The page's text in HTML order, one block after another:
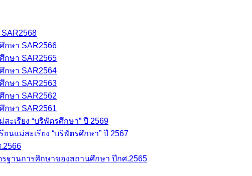
กษา SAR2566
กษา SAR2565
กษา SAR2564
กษา SAR2563
กษา SAR2562
กษา SAR2561
ะเรียง “บริพัตรศึกษา” ปี 2569
นแม่สะเรียง “บริพัตรศึกษา” ปี 2567
ฐานการศึกษาของสถานศึกษา ปีกศ.2565